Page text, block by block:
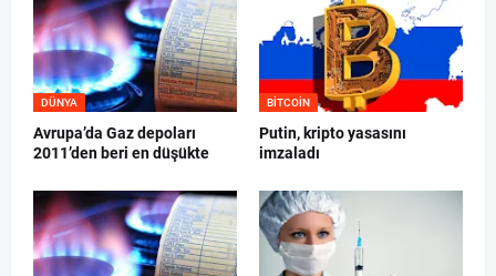
DÜNYA
Avrupa’da Gaz depoları
2011’den beri en düşükte
BITCOIN
Putin, kripto yasasını
imzaladı